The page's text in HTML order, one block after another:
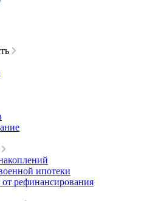
ипотеки
рефинансирования